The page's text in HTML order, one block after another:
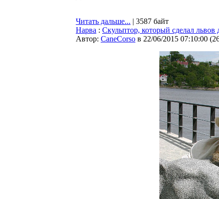
Читать дальше... | 3587 байт
Нарва : Cкульптор, который сделал львов
Автор: CaneCorso в 22/06/2015 07:10:00 (